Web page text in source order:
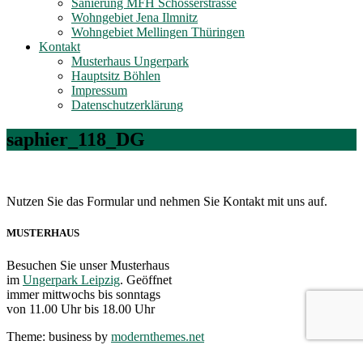
Sanierung MFH Schösserstrasse
Wohngebiet Jena Ilmnitz
Wohngebiet Mellingen Thüringen
Kontakt
Musterhaus Ungerpark
Hauptsitz Böhlen
Impressum
Datenschutzerklärung
saphier_118_DG
Nutzen Sie das Formular und nehmen Sie Kontakt mit uns auf.
MUSTERHAUS
Besuchen Sie unser Musterhaus
im Ungerpark Leipzig. Geöffnet
immer mittwochs bis sonntags
von 11.00 Uhr bis 18.00 Uhr
Theme: business by modernthemes.net